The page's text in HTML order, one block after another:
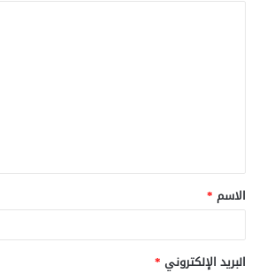
ق
*
الاسم *
البريد الإلكتروني *